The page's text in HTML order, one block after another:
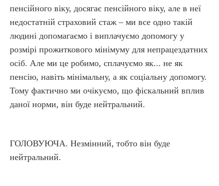
пенсійного віку, досягає пенсійного віку, але в неї
недостатній страховий стаж – ми все одно такій
людині допомагаємо і виплачуємо допомогу у
розмірі прожиткового мінімуму для непрацездатних
осіб. Але ми це робимо, сплачуємо як... не як
пенсію, навіть мінімальну, а як соціальну допомогу.
Тому фактично ми очікуємо, що фіскальний вплив
даної норми, він буде нейтральний.
ГОЛОВУЮЧА. Незмінний, тобто він буде
нейтральний.